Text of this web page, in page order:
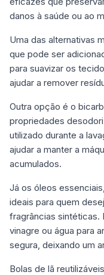
danos à saúde ou ao
Uma das alternativas
que pode ser
para suavizar os
ajudar a remover
Outra opção é o
propriedades
utilizado durante a
ajudar a manter a
acumulados.
Já os óleos
ideais para quem
fragrâncias sintéticas.
vinagre ou água para
segura, deixando um
Bolas de lã